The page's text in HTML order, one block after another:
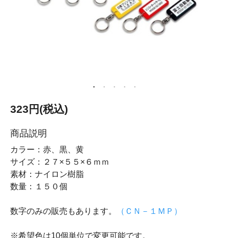
323円(税込)
商品説明
カラー：赤、黒、黄
サイズ：２７×５５×６ｍｍ
素材：ナイロン樹脂
数量：１５０個
数字のみの販売もあります。 （ＣＮ－１ＭＰ）
※希望色は10個単位で変更可能です。